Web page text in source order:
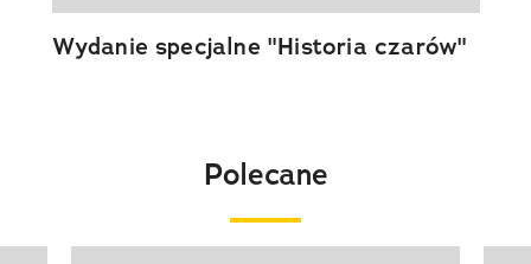
Wydanie specjalne "Historia czarów"
Polecane